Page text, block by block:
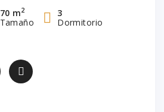
70 m2
Tamaño
3
Dormitorio